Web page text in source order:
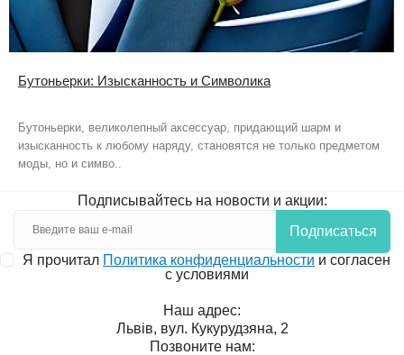
Бутоньерки: Изысканность и Символика
Бутоньерки, великолепный аксессуар, придающий шарм и
изысканность к любому наряду, становятся не только предметом
моды, но и симво..
Подписывайтесь на новости и акции:
Подписаться
Я прочитал Политика конфиденциальности и согласен
с условиями
Наш адрес:
Львів, вул. Кукурудзяна, 2
Позвоните нам: